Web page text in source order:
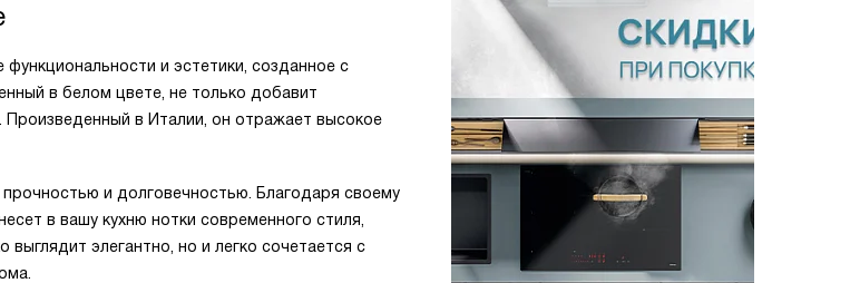
и эстетики, созданное с
в белом цвете, не только добавит
Произведенный в Италии, он отражает высокое
прочностью и долговечностью. Благодаря своему
в вашу кухню нотки современного стиля,
элегантно, но и легко сочетается с